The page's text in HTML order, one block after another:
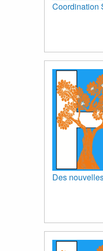
Coordination
Des